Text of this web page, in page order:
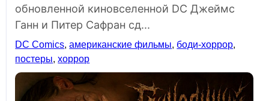
обновленной киновселенной DC Джеймс
Ганн и Питер Сафран сд...
DC Comics,американские фильмы, боди-хоррор,
постеры,хоррор